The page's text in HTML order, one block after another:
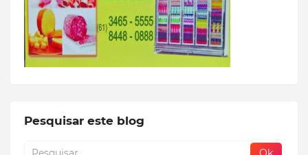
Pesquisar este blog